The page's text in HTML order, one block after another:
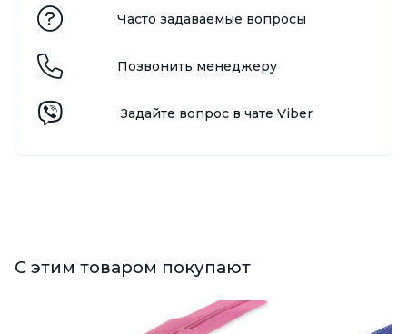
Часто задаваемые вопросы
Позвонить менеджеру
Задайте вопрос в чате Viber
С этим товаром покупают